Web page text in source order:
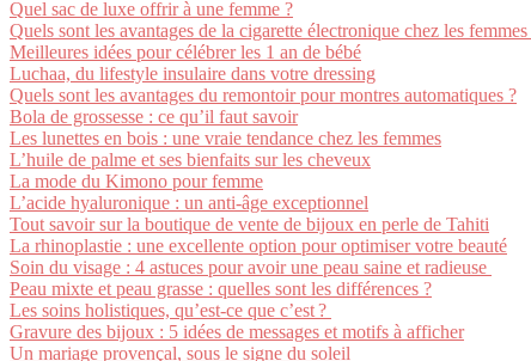
Quel sac de luxe offrir à une femme ?
Quels sont les avantages de la cigarette électronique chez les femmes
Meilleures idées pour célébrer les 1 an de bébé
Luchaa, du lifestyle insulaire dans votre dressing
Quels sont les avantages du remontoir pour montres automatiques ?
Bola de grossesse : ce qu’il faut savoir
Les lunettes en bois : une vraie tendance chez les femmes
L’huile de palme et ses bienfaits sur les cheveux
La mode du Kimono pour femme
L’acide hyaluronique : un anti-âge exceptionnel
Tout savoir sur la boutique de vente de bijoux en perle de Tahiti
La rhinoplastie : une excellente option pour optimiser votre beauté
Soin du visage : 4 astuces pour avoir une peau saine et radieuse
Peau mixte et peau grasse : quelles sont les différences ?
Les soins holistiques, qu’est-ce que c’est ?
Gravure des bijoux : 5 idées de messages et motifs à afficher
Un mariage provençal, sous le signe du soleil